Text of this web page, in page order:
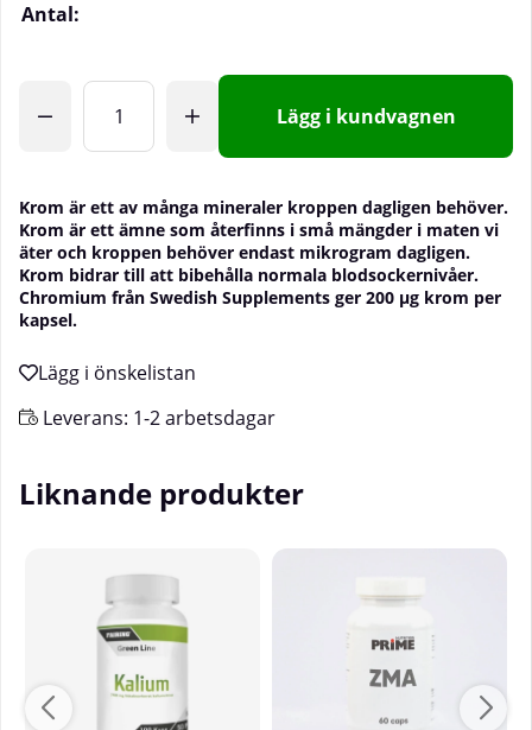
Antal:
Lägg i kundvagnen
Krom är ett av många mineraler kroppen dagligen behöver.
Krom är ett ämne som återfinns i små mängder i maten vi
äter och kroppen behöver endast mikrogram dagligen.
Krom bidrar till att bibehålla normala blodsockernivåer.
Chromium från Swedish Supplements ger 200 µg krom per
kapsel.
Leverans: 1-2 arbetsdagar
Liknande produkter